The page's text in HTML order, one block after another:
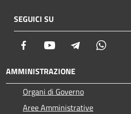
SEGUICI SU
Facebook Youtube Telegram
AMMINISTRAZIONE
Organi di Governo
Aree Amministrative